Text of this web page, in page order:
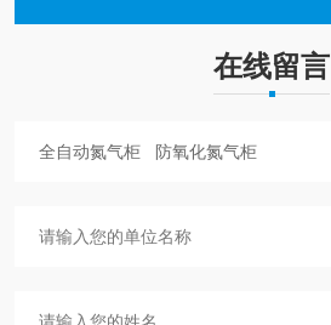
在线留言